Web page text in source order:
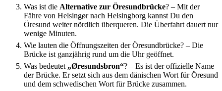
Was ist die Alternative zur Öresundbrücke? – Mit der
Fähre von Helsingør nach Helsingborg kannst Du den
Öresund weiter nördlich überqueren. Die Überfahrt dauert nur
wenige Minuten.
Wie lauten die Öffnungszeiten der Öresundbrücke? – Die
Brücke ist ganzjährig rund um die Uhr geöffnet.
Was bedeutet „Øresundsbron“? – Es ist der offizielle Name
der Brücke. Er setzt sich aus dem dänischen Wort für Öresund
und dem schwedischen Wort für Brücke zusammen.